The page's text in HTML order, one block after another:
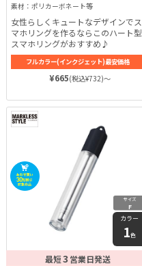
素材：ポリカーボネート等
女性らしくキュートなデザインでス
マホリングを作るならこのハート型
スマホリングがおすすめ♪
フルカラー(インクジェット)最安価格
¥665(税込¥732)～
サイズ
F
カラー
1色
最短3 営業日発送